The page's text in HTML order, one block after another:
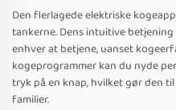
Den flerlagede elektriske
tankerne. Dens intuitive
enhver at betjene, uanset
kogeprogrammer kan du nyde
tryk på en knap, hvilket gør den
familier.